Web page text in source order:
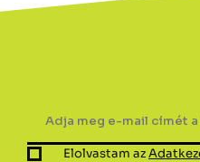
Elolvastam az